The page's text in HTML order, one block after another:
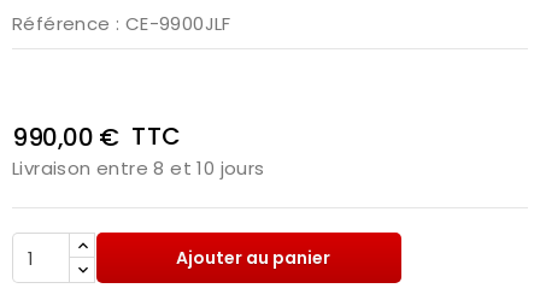
Référence : CE-9900JLF
990,00 € TTC
Livraison entre 8 et 10 jours
Ajouter au panier